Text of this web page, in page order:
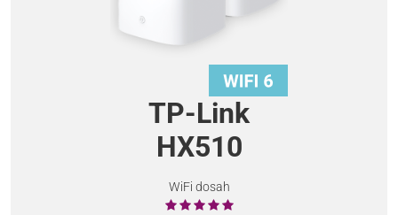
TP-Link
HX510
WiFi dosah